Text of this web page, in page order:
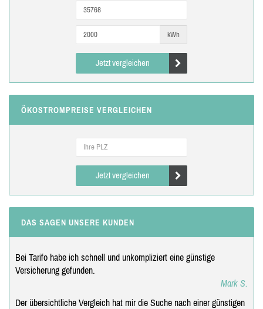
kWh
Jetzt vergleichen
ÖKOSTROMPREISE VERGLEICHEN
Jetzt vergleichen
DAS SAGEN UNSERE KUNDEN
Bei Tarifo habe ich schnell und unkompliziert eine günstige
Versicherung gefunden.
Mark S.
Der übersichtliche Vergleich hat mir die Suche nach einer günstigen